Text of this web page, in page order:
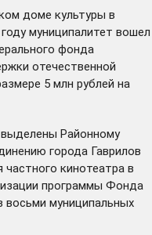
доме культуры в
муниципалитет вошел
фонда
отечественной
5 млн рублей на
Районному
города Гаврилов
кинотеатра в
программы Фонда
восьми муниципальных